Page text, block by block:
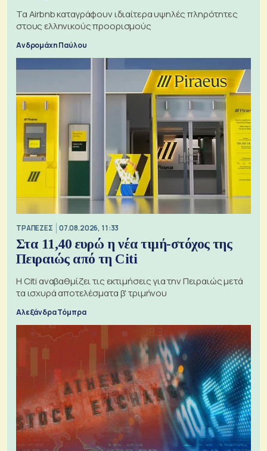
Τα Airbnb καταγράφουν ιδιαίτερα υψηλές πληρότητες
στους ελληνικούς προορισμούς
Ανδρομάχη Παύλου
ΤΡΑΠΕΖΕΣ 07.08.2026, 11:33
Στα 11,40 ευρώ η νέα τιμή-στόχος της
Πειραιώς από τη Citi
Η Citi αναβαθμίζει τις εκτιμήσεις για την Πειραιώς μετά
τα ισχυρά αποτελέσματα β' τριμήνου
Αλεξάνδρα Τόμπρα